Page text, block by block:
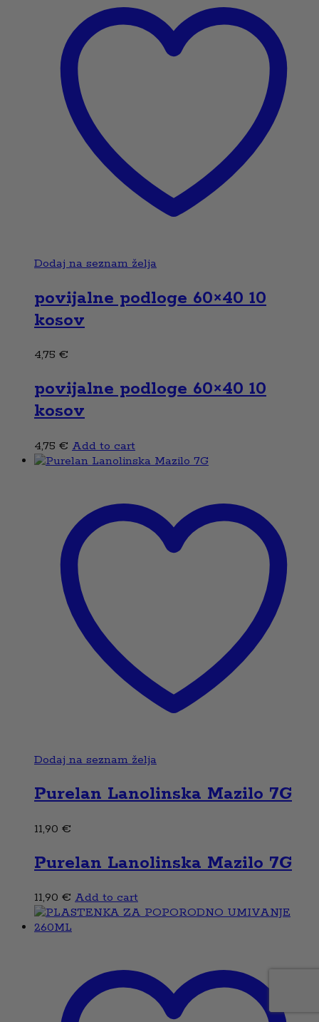
Dodaj na seznam želja
povijalne podloge 60×40 10
kosov
4,75 €
povijalne podloge 60×40 10
kosov
4,75 € Add to cart
Dodaj na seznam želja
Purelan Lanolinska Mazilo 7G
11,90 €
Purelan Lanolinska Mazilo 7G
11,90 € Add to cart